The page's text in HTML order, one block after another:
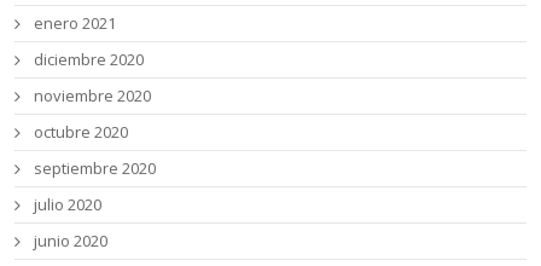
enero 2021
diciembre 2020
noviembre 2020
octubre 2020
septiembre 2020
julio 2020
junio 2020